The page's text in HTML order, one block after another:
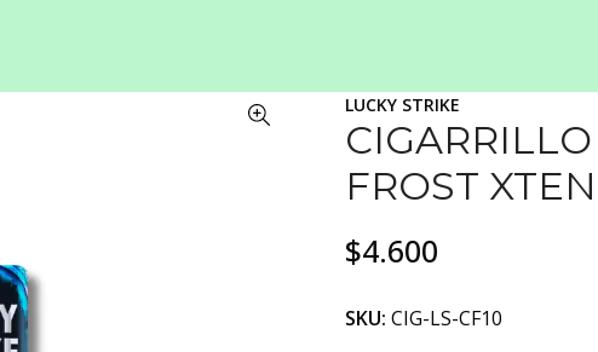
LUCKY STRIKE
FROST
$4.600
SKU: CIG-LS-CF10